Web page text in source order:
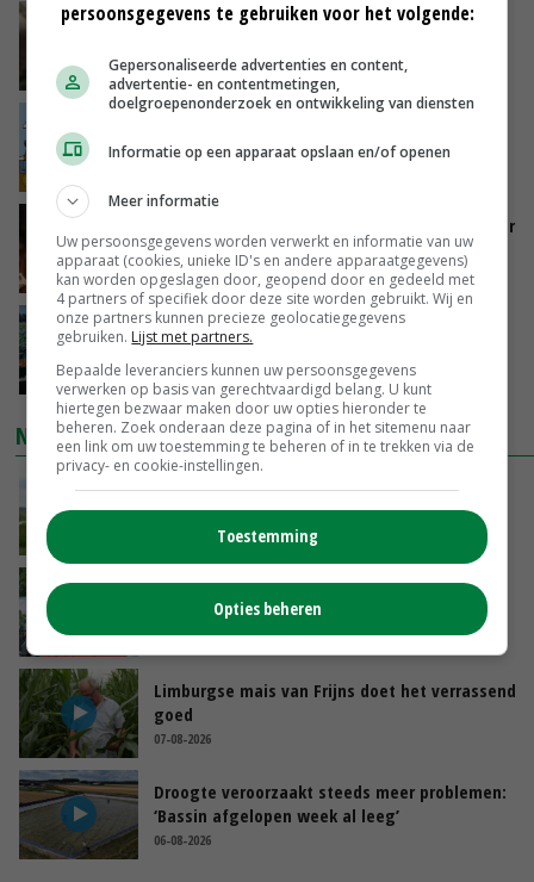
‘Samenwerking A-ware en Amalthea gaat
GISTEREN, 16:01
groot: Nederland in Europese top
Vlaamse varkensstapel krimpt, pluimveesector
groeit door schaalvergroting
GISTEREN, 15:20
‘Cijfer jezelf niet weg en doe vooral ook waar
je gelukkig van wordt’
GISTEREN, 13:31
NIEUWSTE VIDEO'S
POAH!: John Deere 7730
GISTEREN, 10:00
Oekraïne-vlogger Kees Huizinga: ‘Bezoek van
de ambassade mag zelf groente plukken’
07-08-2026
Limburgse mais van Frijns doet het verrassend
goed
07-08-2026
Droogte veroorzaakt steeds meer problemen:
‘Bassin afgelopen week al leeg’
06-08-2026
persoonsgegevens te gebruiken voor het volgende:
Gepersonaliseerde advertenties en content,
advertentie- en contentmetingen,
doelgroepenonderzoek en ontwikkeling van diensten
Informatie op een apparaat opslaan en/of openen
Meer informatie
Uw persoonsgegevens worden verwerkt en informatie van uw
apparaat (cookies, unieke ID's en andere apparaatgegevens)
kan worden opgeslagen door, geopend door en gedeeld met
4 partners of specifiek door deze site worden gebruikt. Wij en
onze partners kunnen precieze geolocatiegegevens
gebruiken. Lijst met partners.
Bepaalde leveranciers kunnen uw persoonsgegevens
verwerken op basis van gerechtvaardigd belang. U kunt
hiertegen bezwaar maken door uw opties hieronder te
beheren. Zoek onderaan deze pagina of in het sitemenu naar
een link om uw toestemming te beheren of in te trekken via de
privacy- en cookie-instellingen.
Toestemming
Opties beheren